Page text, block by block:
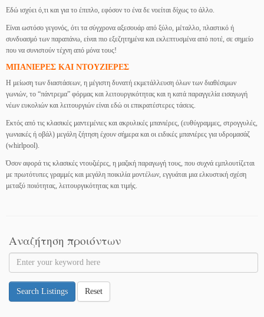
Εδώ ισχύει ό,τι και για το έπιπλο, εφόσον το ένα δε νοείται δίχως το άλλο.
Είναι ωστόσο γεγονός, ότι τα σύγχρονα αξεσουάρ από ξύλο, μέταλλο, πλαστικό ή
συνδυασμό των παραπάνω, είναι πιο εξεζητημένα και εκλεπτυσμένα από ποτέ, σε σημείο
που να συνιστούν τέχνη από μόνα τους!
ΜΠΑΝΙΕΡΕΣ ΚΑΙ ΝΤΟΥΖΙΕΡΕΣ
Η μείωση των διαστάσεων, η μέγιστη δυνατή εκμετάλλευση όλων των διαθέσιμων
γωνιών, το “πάντρεμα” φόρμας και λειτουργικότητας και η κατά παραγγελία εισαγωγή
νέων ευκολιών και λειτουργιών είναι εδώ οι επικρατέστερες τάσεις.
Εκτός από τις κλασικές μαντεμένιες και ακρυλικές μπανιέρες, (ευθύγραμμες, στρογγυλές,
γωνιακές ή οβάλ) μεγάλη ζήτηση έχουν σήμερα και οι ειδικές μπανιέρες για υδρομασάζ
(whirlpool).
Όσον αφορά τις κλασικές ντουζιέρες, η μαζική παραγωγή τους, που συχνά εμπλουτίζεται
με πρωτότυπες γραμμές και μεγάλη ποικιλία μοντέλων, εγγυάται μια ελκυστική σχέση
μεταξύ ποιότητας, λειτουργικότητας και τιμής.
Αναζήτηση προιόντων
Search Listings Reset